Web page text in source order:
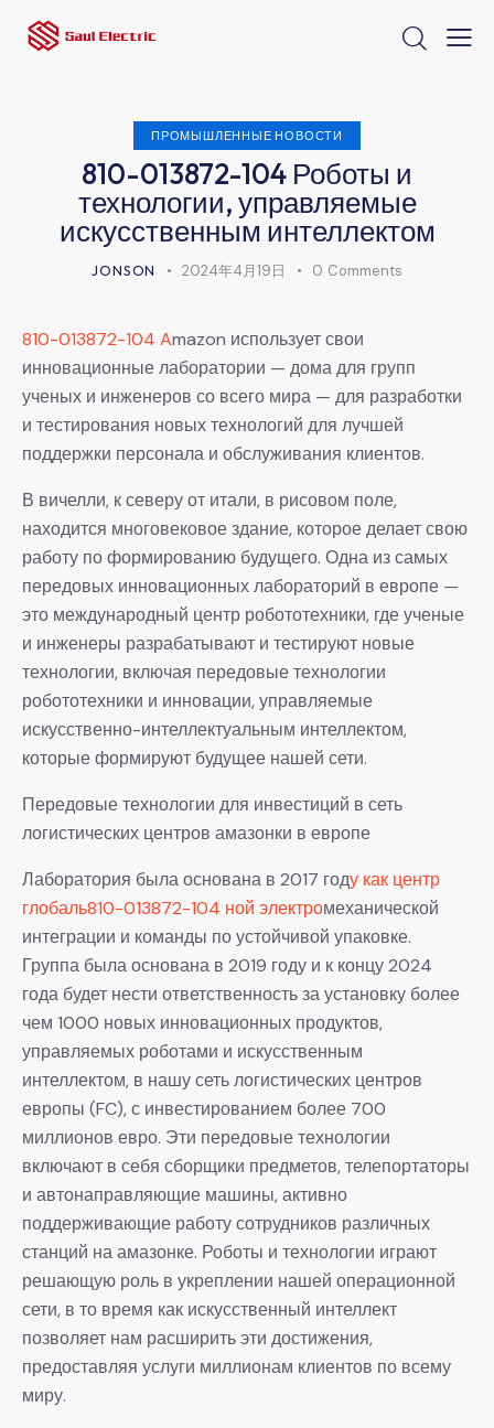
ПРОМЫШЛЕННЫЕ НОВОСТИ
810-013872-104 Роботы и
технологии, управляемые
искусственным интеллектом
JONSON 2024年4月19日 0 Comments
810-013872-104 Amazon использует свои
инновационные лаборатории — дома для групп
ученых и инженеров со всего мира — для разработки
и тестирования новых технологий для лучшей
поддержки персонала и обслуживания клиентов.
В вичелли, к северу от итали, в рисовом поле,
находится многовековое здание, которое делает свою
работу по формированию будущего. Одна из самых
передовых инновационных лабораторий в европе —
это международный центр робототехники, где ученые
и инженеры разрабатывают и тестируют новые
технологии, включая передовые технологии
робототехники и инновации, управляемые
искусственно-интеллектуальным интеллектом,
которые формируют будущее нашей сети.
Передовые технологии для инвестиций в сеть
логистических центров амазонки в европе
Лаборатория была основана в 2017 году как центр
глобаль810-013872-104 ной электромеханической
интеграции и команды по устойчивой упаковке.
Группа была основана в 2019 году и к концу 2024
года будет нести ответственность за установку более
чем 1000 новых инновационных продуктов,
управляемых роботами и искусственным
интеллектом, в нашу сеть логистических центров
европы (FC), с инвестированием более 700
миллионов евро. Эти передовые технологии
включают в себя сборщики предметов, телепортаторы
и автонаправляющие машины, активно
поддерживающие работу сотрудников различных
станций на амазонке. Роботы и технологии играют
решающую роль в укреплении нашей операционной
сети, в то время как искусственный интеллект
позволяет нам расширить эти достижения,
предоставляя услуги миллионам клиентов по всему
миру.